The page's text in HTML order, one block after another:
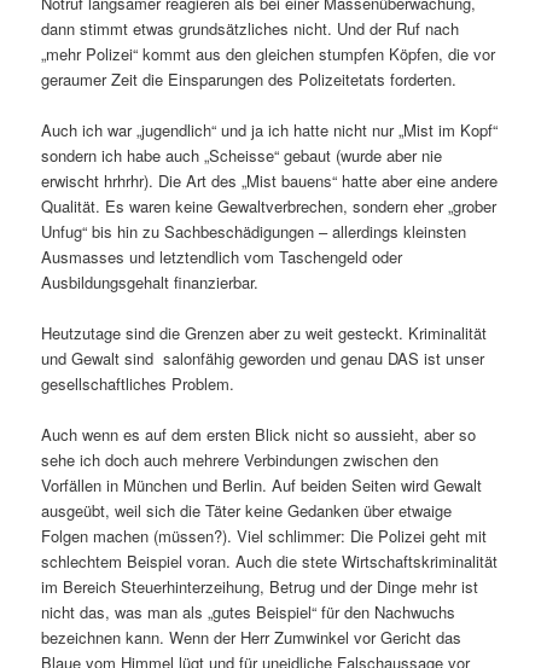
dann stimmt etwas grundsätzliches nicht. Und der Ruf nach
„mehr Polizei“ kommt aus den gleichen stumpfen Köpfen, die vor
geraumer Zeit die Einsparungen des Polizeitetats forderten.
Auch ich war „jugendlich“ und ja ich hatte nicht nur „Mist im Kopf“
sondern ich habe auch „Scheisse“ gebaut (wurde aber nie
erwischt hrhrhr). Die Art des „Mist bauens“ hatte aber eine andere
Qualität. Es waren keine Gewaltverbrechen, sondern eher „grober
Unfug“ bis hin zu Sachbeschädigungen – allerdings kleinsten
Ausmasses und letztendlich vom Taschengeld oder
Ausbildungsgehalt finanzierbar.
Heutzutage sind die Grenzen aber zu weit gesteckt. Kriminalität
und Gewalt sind salonfähig geworden und genau DAS ist unser
gesellschaftliches Problem.
Auch wenn es auf dem ersten Blick nicht so aussieht, aber so
sehe ich doch auch mehrere Verbindungen zwischen den
Vorfällen in München und Berlin. Auf beiden Seiten wird Gewalt
ausgeübt, weil sich die Täter keine Gedanken über etwaige
Folgen machen (müssen?). Viel schlimmer: Die Polizei geht mit
schlechtem Beispiel voran. Auch die stete Wirtschaftskriminalität
im Bereich Steuerhinterzeihung, Betrug und der Dinge mehr ist
nicht das, was man als „gutes Beispiel“ für den Nachwuchs
bezeichnen kann. Wenn der Herr Zumwinkel vor Gericht das
Blaue vom Himmel lügt und für uneidliche Falschaussage vor